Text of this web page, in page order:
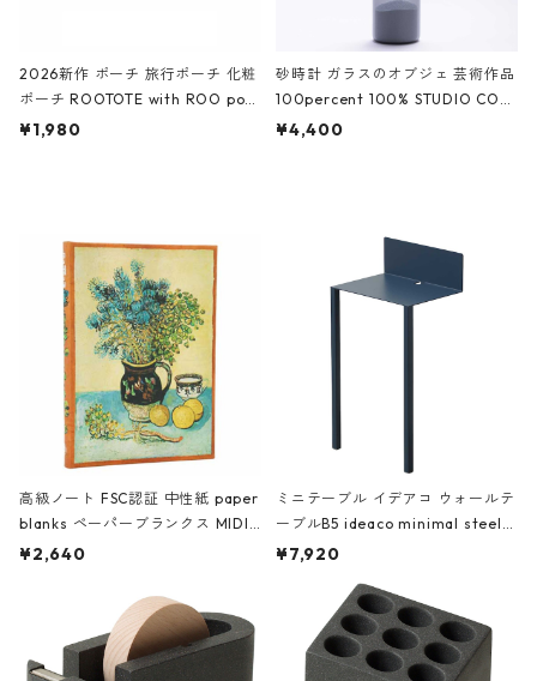
2026新作 ポーチ 旅行ポーチ 化粧
ポーチ ROOTOTE with ROO pou
ch 3532 ルートート WR.ポーチ.ラ
¥1,980
砂時計 ガラスのオブジェ 芸術作品
100percent 100% STUDIO COH
AKU Timeless 100パーセント ス
¥4,400
高級ノート FSC認証 中性紙 paper
blanks ペーパーブランクス MIDI
ハードカバー 罫線 ヴァン・ゴッホ
¥2,640
ミニテーブル イデアコ ウォールテ
ーブルB5 ideaco minimal steel f
urniture WALL Table B5 ネイビー
¥7,920